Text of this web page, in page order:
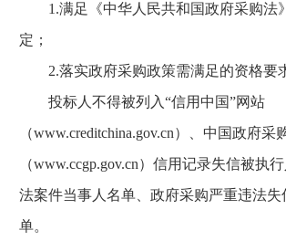
1.满足《中华人民共和国政府采购法
定；
2.落实政府采购政策需满足的资格要
投标人不得被列入“信用中国”网站
（www.creditchina.gov.cn）、中国政府采
（www.ccgp.gov.cn）信用记录失信被执
法案件当事人名单、政府采购严重违法失
单。